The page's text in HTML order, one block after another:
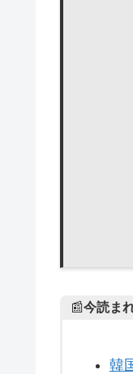
📰今読ま
韓